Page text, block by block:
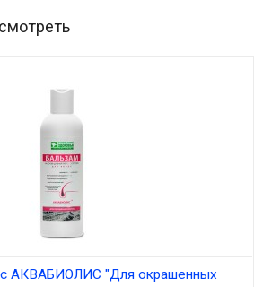
АКВАБИОЛИС "Для окрашенных